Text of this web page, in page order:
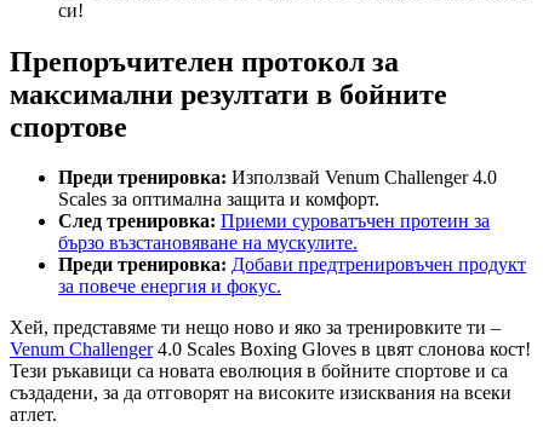
си!
Препоръчителен протокол за
максимални резултати в бойните
спортове
Преди тренировка: Използвай Venum Challenger 4.0
Scales за оптимална защита и комфорт.
След тренировка: Приеми суроватъчен протеин за
бързо възстановяване на мускулите.
Преди тренировка: Добави предтренировъчен продукт
за повече енергия и фокус.
Хей, представяме ти нещо ново и яко за тренировките ти –
Venum Challenger4.0 Scales Boxing Gloves в цвят слонова кост!
Тези ръкавици са новата еволюция в бойните спортове и са
създадени, за да отговорят на високите изисквания на всеки
атлет.